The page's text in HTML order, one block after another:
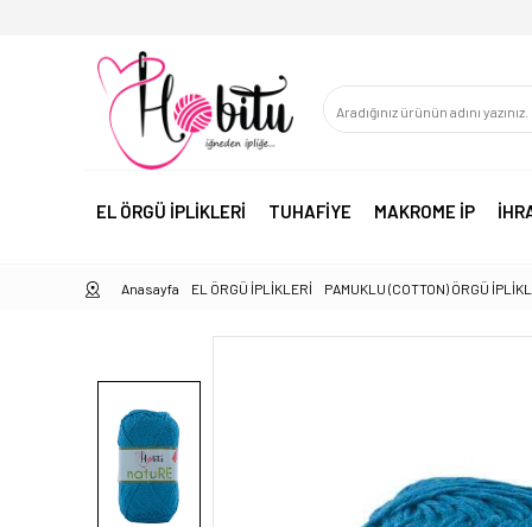
EL ÖRGÜ İPLİKLERİ TUHAFİYE MAKROME İP
Anasayfa EL ÖRGÜ İPLİKLERİ PAMUKLU (COTTON) ÖRGÜ